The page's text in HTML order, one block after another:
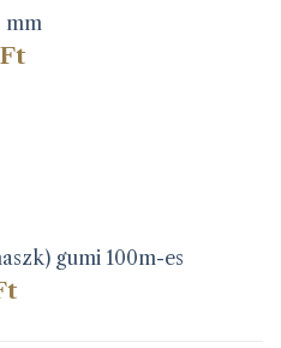
mm
FtÁrtartomány:
gumi 100m-es
Ártartomány: